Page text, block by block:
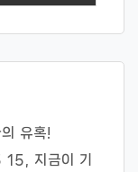
유혹!
지금이 기